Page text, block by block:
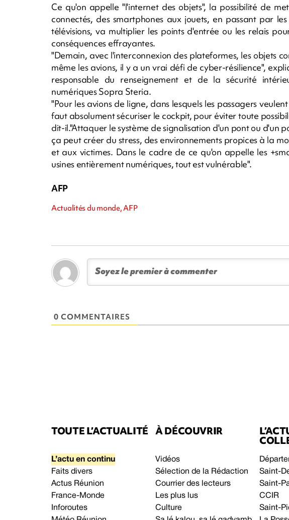
Ce qu'on appelle "l'internet des objets", la possibilité de
connectés, des smartphones aux jouets, en passant par
télévisions, va multiplier les points d'entrée ou les relais
conséquences effrayantes.
"Demain, avec l'interconnexion des plateformes, les objets
même les avions, il y a un vrai défi de cyber-résilience",
responsable du renseignement et de la sécurité
numériques Sopra Steria.
"Pour les avions de ligne, dans lesquels les passagers
faut absolument sécuriser le cockpit, pour éviter toute
dit-il."Attaquer le système de signalisation d'un pont ou d'un
ça peut créer du stress, des environnements propices à la
et aux victimes. Dans le cadre de ce qu'on appelle les
usines entièrement numériques, tout est vulnérable".
AFP
Actualités du monde, AFP
0 COMMENTAIRES
TOUTE L’ACTUALITÉ
L’actu en continu
Faits divers
Actus Réunion
France-Monde
Inforoutes
À DÉCOUVRIR
Vidéos
Sélection de la Rédaction
Courrier des lecteurs
Les plus lus
Culture
Saint-
Saint-
CCIR
Saint-